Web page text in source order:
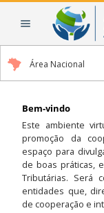
Área Nacional
Bem-vindo
Este ambiente
promoção da
espaço para
de boas práticas,
Tributárias. Será
entidades que,
de cooperação e